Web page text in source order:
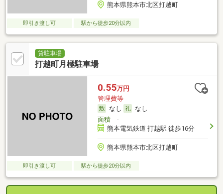
熊本県熊本市北区打越町
即引き渡し可 駅から徒歩20分以内
貸駐車場
打越町月極駐車場
0.55万円
管理費等-
なし
なし
面積-
熊本電気鉄道 打越駅 徒歩16分
熊本県熊本市北区打越町
即引き渡し可 駅から徒歩20分以内